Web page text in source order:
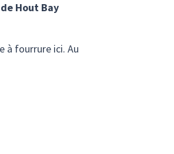
Hout Bay
à fourrure ici. Au